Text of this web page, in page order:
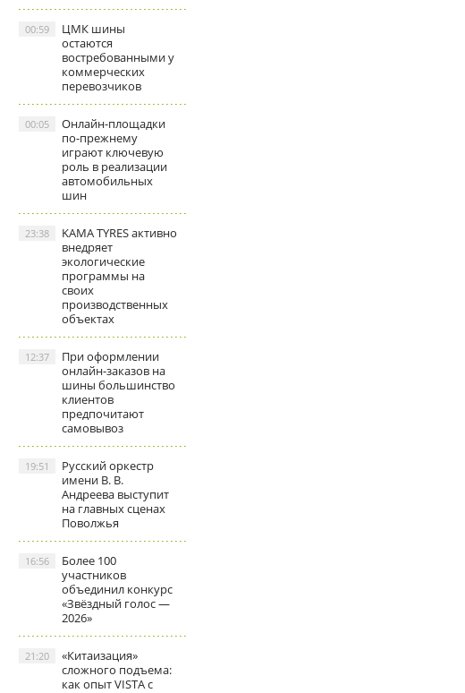
ЦМК шины
остаются
востребованными у
коммерческих
перевозчиков
00:59
Онлайн-площадки
по-прежнему
играют ключевую
роль в реализации
автомобильных
шин
00:05
KAMA TYRES активно
внедряет
экологические
программы на
своих
производственных
объектах
23:38
При оформлении
онлайн-заказов на
шины большинство
клиентов
предпочитают
самовывоз
12:37
Русский оркестр
имени В. В.
Андреева выступит
на главных сценах
Поволжья
19:51
Более 100
участников
объединил конкурс
«Звёздный голос —
2026»
16:56
«Китаизация»
сложного подъема:
как опыт VISTA с
21:20